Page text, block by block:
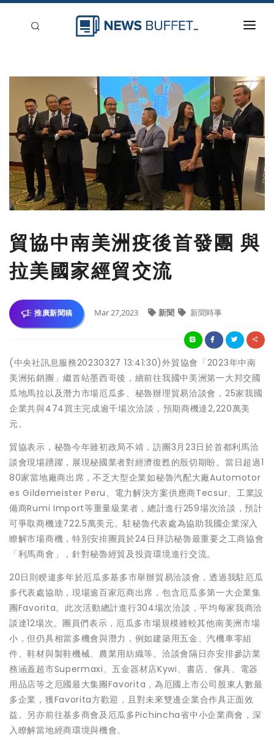
登入
刊登
貿協中南美洲疫後首發團 與
拉美國家經貿交流
推廣新聞稿 Mar 27,2023 新聞 新聞時事
(中央社訊息服務20230327 13:41:30)外貿協會「2023年中南
美洲拓銷團」繼首站墨西哥後，續前往我國中美洲第一大邦交國
瓜地馬拉以及潛力市場厄瓜多、秘魯辦理貿易洽談會，25家我國
企業共與474買主完成逾千場次洽談，預期商機達2,220萬美
元。
貿協表示，秘魯今年雖初政局不靖，訪團3月23日於首都利馬洽
談會現場踴躍，展現秘國業者對經濟復甦的殷切期盼。當日超過1
80家當地廠商出席，不乏大型企業如秘魯汽配大廠Automotor
es Gildemeister Peru、電力解決方案供應商Tecsur、工業設
備商Rumi Import等重量級業者，總計進行259場次洽談，預計
可爭取商機達722.5萬美元。駐秘魯代表處為協助我國企業深入
瞭解市場商機，特別安排團員於24日拜訪秘魯最重要之工商協會
「利馬商會」，針對秘魯經貿及投資環境進行交流。
20日則睽違多年於厄瓜多基多市舉辦貿易洽談會，透過我駐厄瓜
多代表處協助，現場逾百家厄商出席，包含厄瓜多第一大企業集
團Favorita。此次活動總計進行304場次洽談，平均每家我商洽
談達12場次。團員們表示，厄瓜多市場規模雖較其他南美洲市場
小，但仍具相當多機會與潛力，例如建築用五金、汽機車零組
件、鞋材與製鞋機械、農業用紡織等。洽談會隔日亦安排參訪業
務涵蓋超市Supermaxi、五金器材店Kywi、書店、傢具、電器
用品店等之厄國最大集團Favorita，為厄國上市公司股東人數最
多企業，獲Favorita方歡迎，且對未來雙邊企業合作具正面效
益。另亦前往基多商會及厄瓜多Pichincha省中小企業商會，深
入瞭解當地經商環境與機會。